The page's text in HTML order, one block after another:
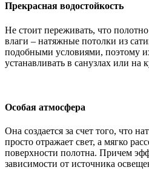
Прекрасная водостойкость
Не стоит переживать, что
влаги – натяжные потолки из
подобными условиями, поэтому
устанавливать в санузлах или на
Особая атмосфера
Она создается за счет того, что
просто отражает свет, а мягко
поверхности полотна. Причем
зависимости от источника